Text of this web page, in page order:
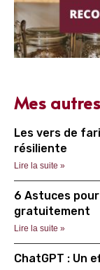
Mes
Les vers de
résiliente
Lire la suite »
6 Astuces
gratuitement
Lire la suite »
ChatGPT : Un